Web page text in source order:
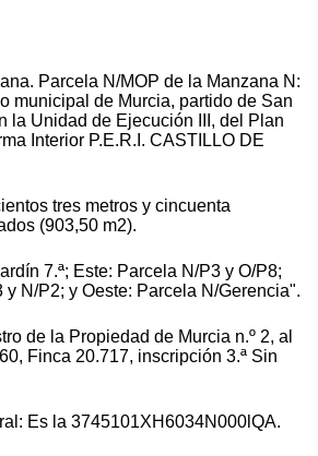
Parcela N/MOP de la Manzana N:
municipal de Murcia, partido de San
la Unidad de Ejecución III, del Plan
Interior P.E.R.I. CASTILLO DE
tres metros y cincuenta
(903,50 m2).
7.ª; Este: Parcela N/P3 y O/P8;
y N/P2; y Oeste: Parcela N/Gerencia".
de la Propiedad de Murcia n.º 2, al
Finca 20.717, inscripción 3.ª Sin
Es la 3745101XH6034N000lQA.